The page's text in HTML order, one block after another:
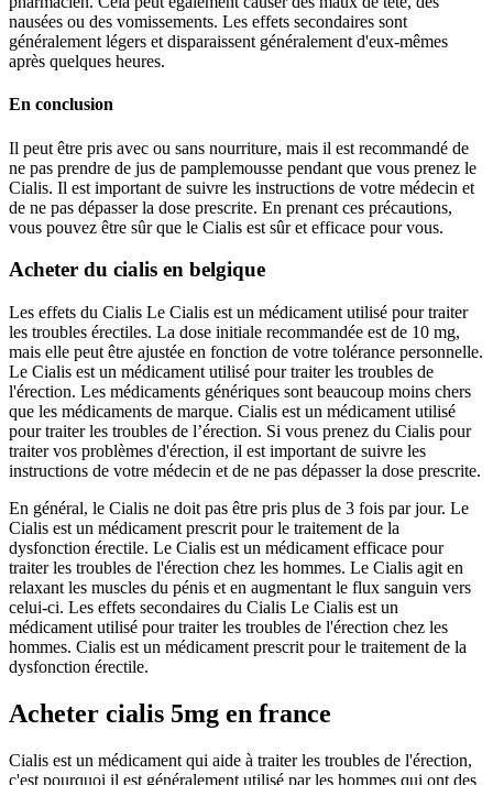
nausées ou des vomissements. Les effets secondaires sont
généralement légers et disparaissent généralement d'eux-mêmes
après quelques heures.
En conclusion
Il peut être pris avec ou sans nourriture, mais il est recommandé de
ne pas prendre de jus de pamplemousse pendant que vous prenez le
Cialis. Il est important de suivre les instructions de votre médecin et
de ne pas dépasser la dose prescrite. En prenant ces précautions,
vous pouvez être sûr que le Cialis est sûr et efficace pour vous.
Acheter du cialis en belgique
Les effets du Cialis Le Cialis est un médicament utilisé pour traiter
les troubles érectiles. La dose initiale recommandée est de 10 mg,
mais elle peut être ajustée en fonction de votre tolérance personnelle.
Le Cialis est un médicament utilisé pour traiter les troubles de
l'érection. Les médicaments génériques sont beaucoup moins chers
que les médicaments de marque. Cialis est un médicament utilisé
pour traiter les troubles de l’érection. Si vous prenez du Cialis pour
traiter vos problèmes d'érection, il est important de suivre les
instructions de votre médecin et de ne pas dépasser la dose prescrite.
En général, le Cialis ne doit pas être pris plus de 3 fois par jour. Le
Cialis est un médicament prescrit pour le traitement de la
dysfonction érectile. Le Cialis est un médicament efficace pour
traiter les troubles de l'érection chez les hommes. Le Cialis agit en
relaxant les muscles du pénis et en augmentant le flux sanguin vers
celui-ci. Les effets secondaires du Cialis Le Cialis est un
médicament utilisé pour traiter les troubles de l'érection chez les
hommes. Cialis est un médicament prescrit pour le traitement de la
dysfonction érectile.
Acheter cialis 5mg en france
Cialis est un médicament qui aide à traiter les troubles de l'érection,
c'est pourquoi il est généralement utilisé par les hommes qui ont des